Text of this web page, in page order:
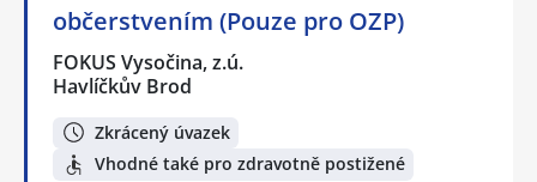
občerstvením (Pouze pro OZP)
FOKUS Vysočina, z.ú.
Havlíčkův Brod
Zkrácený úvazek
Vhodné také pro zdravotně postižené